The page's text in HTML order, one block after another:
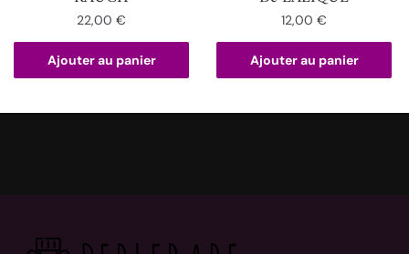
22,00€
Ajouter au panier
12,00€
Ajouter au panier